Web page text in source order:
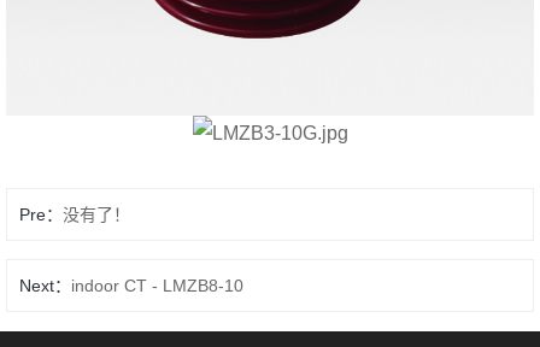
Pre： 没有了！
Next： indoor CT - LMZB8-10